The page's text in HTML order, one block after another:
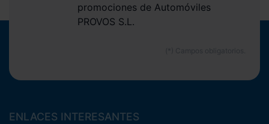
promociones de Automóviles
PROVOS S.L.
ENLACES INTERESANTES